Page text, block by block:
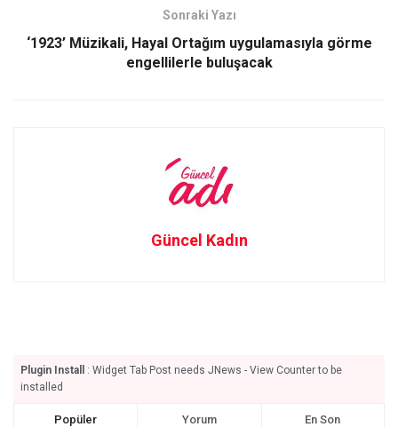
Sonraki Yazı
‘1923’ Müzikali, Hayal Ortağım uygulamasıyla görme
engellilerle buluşacak
Güncel Kadın
Plugin Install
: Widget Tab Post needs JNews - View Counter to be
installed
Popüler Yorum En Son